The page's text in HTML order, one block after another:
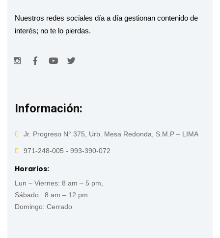
Nuestros redes sociales día a día gestionan contenido de
interés; no te lo pierdas.
Información:
Jr. Progreso N° 375, Urb. Mesa Redonda, S.M.P – LIMA
971-248-005 - 993-390-072
Horarios:
Lun – Viernes: 8 am – 5 pm,
Sábado : 8 am – 12 pm
Domingo: Cerrado